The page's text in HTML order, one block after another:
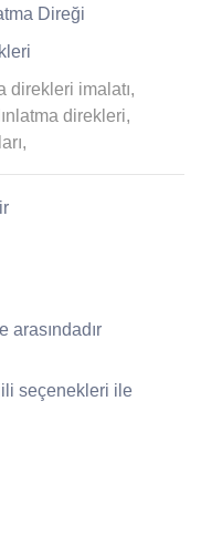
Direği
direkleri imalatı,
direkleri,
arasındadır
seçenekleri ile